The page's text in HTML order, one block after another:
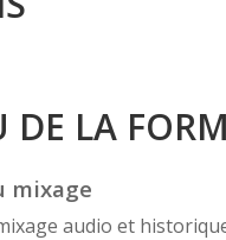
DE LA
mixage
audio et